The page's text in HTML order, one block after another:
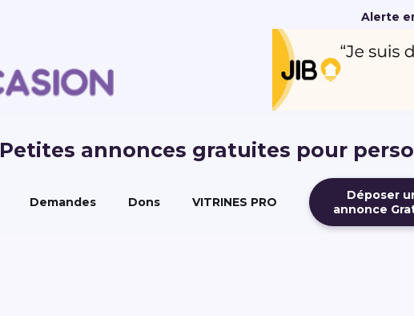
Alerte
Petites annonces gratuites pour
Demandes Dons VITRINES PRO
Déposer
annonce